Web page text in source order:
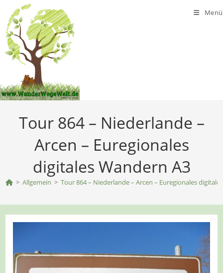
Inhalt
springen
Menü
Tour 864 – Niederlande –
Arcen – Euregionales
digitales Wandern A3
> Allgemein > Tour 864 – Niederlande – Arcen – Euregionales